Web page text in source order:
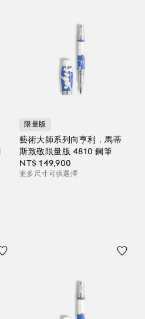
限量版
藝術大師系列向亨利．馬蒂
斯致敬限量版 4810 鋼筆
NT$ 149,900
更多尺寸可供選擇